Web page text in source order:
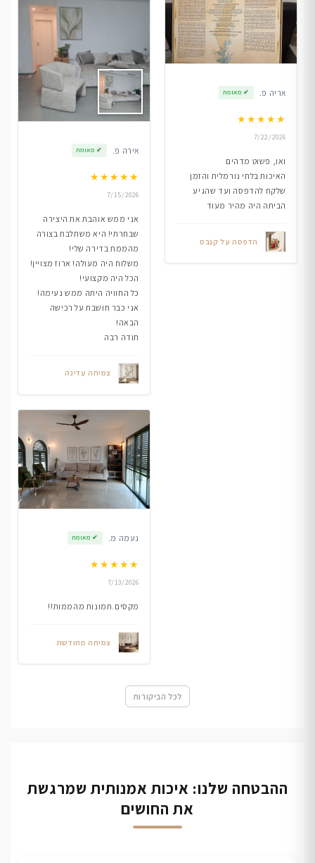
אריה פ. ✔ מאומת
★★★★★
7/22/2026
ואו, פשוט מדהים
האיכות בלתי נורמלית והזמן
שלקח להדפסה ועד שהגיע
הביתה היה מהיר מעוד
הדפסה על קנבס
אירה פ. ✔ מאומת
★★★★★
7/15/2026
אני ממש אוהבת את היצירה
שבחרתי! היא משתלבת בצורה
מהממת בדירה שלי!
משלוח היה מעולה! ארוז מצויין!
הכל היה מקצועי!
כל החוויה היתה ממש נעימה!
אני כבר חושבת על רכישה
הבאה!
תודה רבה
צמיחה עדינה
נעמה מ. ✔ מאומת
★★★★★
7/13/2026
מקסים.תמונות מהממות!!
צמיחה מחודשת
לכל הביקורות
ההבטחה שלנו: איכות אמנותית שמרגשת
את החושים